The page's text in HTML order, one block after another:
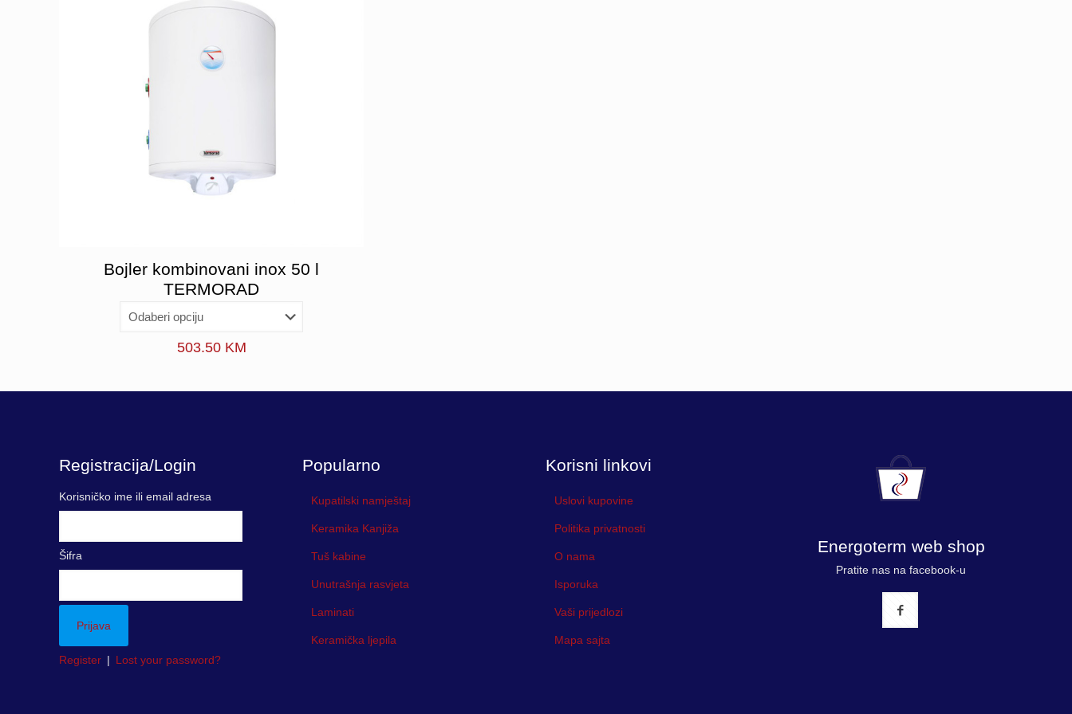
Bojler kombinovani inox 50 l
TERMORAD
503.50 KM
Registracija/Login
Korisničko ime ili email adresa
Šifra
Register | Lost your password?
Popularno
Kupatilski namještaj
Keramika Kanjiža
Tuš kabine
Unutrašnja rasvjeta
Laminati
Keramička ljepila
Korisni linkovi
Uslovi kupovine
Politika privatnosti
O nama
Isporuka
Vaši prijedlozi
Mapa sajta
Energoterm web shop
Pratite nas na facebook-u